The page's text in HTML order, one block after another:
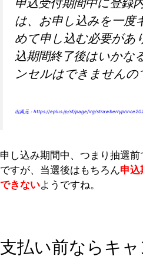
は、お申し込みを一度
めて申し込む必要があ
込期間終了後はいかな
ンセルはできませんの
出典元： https://eplus.jp/sf/page/irg/
申し込み期間中、つまり抽選
ですが、当選後はもちろん申込
できないようですね。
支払い前ならキ